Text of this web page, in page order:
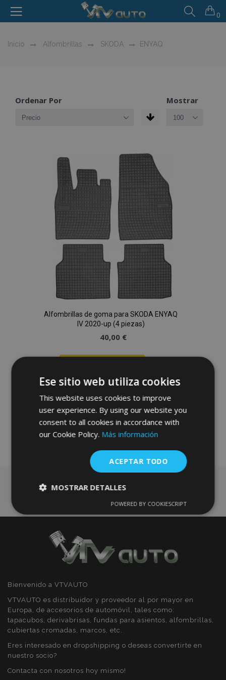
0
Inicio Alfombrillas SKODA ENYAQ
Ordenar Por Mostrar
Alfombrillas de goma para SKODA ENYAQ
IV 2020-up (4 piezas)
40,00 €
Añadir
a la
Lista
Deseos
Bienvenido a VTVAUTO
VTVAUTO es distribuidor y proveedor al por mayor en
Europa, de accesorios de automóvil, tales como:
tapacubos, derivabrisas, fundas para asientos, alfombrillas,
cubiertas cromadas, marcos, etc.
Eres interesado en dropshipping o deseas convertirte en
nuestro socio?
Contacta con nosotros hoy mismo!
Ese sitio web utiliza cookies
This website uses cookies to improve
user experience. By using our website you
consent to all cookies in accordance with
our Cookie Policy. Más información
ACEPTAR TODO
MOSTRAR DETALLES
estrictamente
Cookies de
rendimiento
Cookies de
Cookies de
Cookies estrictamente necesarias
Cookies de preferencias
POWERED BY COOKIESCRIPT